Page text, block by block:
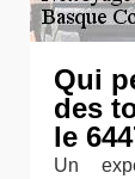
Qui
des
le
Un